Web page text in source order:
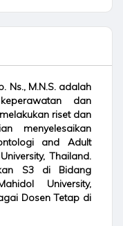
Ns., M.N.S. adalah
dan
riset dan
menyelesaikan
and Adult
Thailand.
S3 di Bidang
University,
Dosen Tetap di